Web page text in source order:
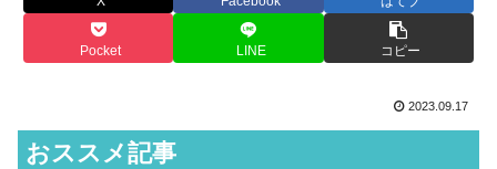
Pocket LINE コピー
2023.09.17
おススメ記事